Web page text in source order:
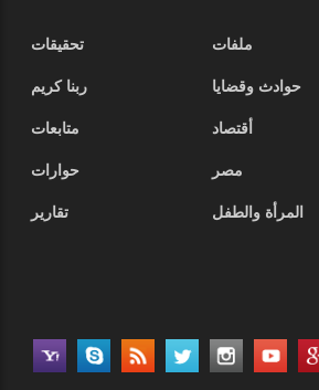
ملفات
تحقيقات
حوادث وقضايا
ربنا كريم
أقتصاد
متابعات
مصر
حوارات
المرأة والطفل
تقارير